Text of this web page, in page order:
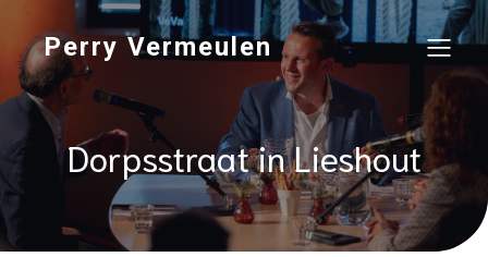
Perry Vermeulen
Dorpsstraat in Lieshout